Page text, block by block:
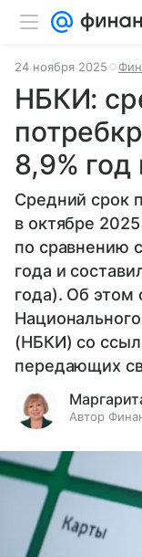
24 ноября 2025
НБКИ:
8,9% год
Средний срок
в октябре
по сравнению
года и
года). Об этом
(НБКИ) со
передающих
Автор